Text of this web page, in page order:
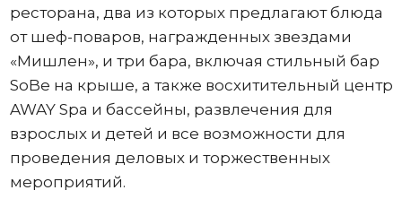
ресторана, два из которых предлагают блюда
от шеф-поваров, награжденных звездами
«Мишлен», и три бара, включая стильный бар
SoBe на крыше, а также восхитительный центр
AWAY Spa и бассейны, развлечения для
взрослых и детей и все возможности для
проведения деловых и торжественных
мероприятий.